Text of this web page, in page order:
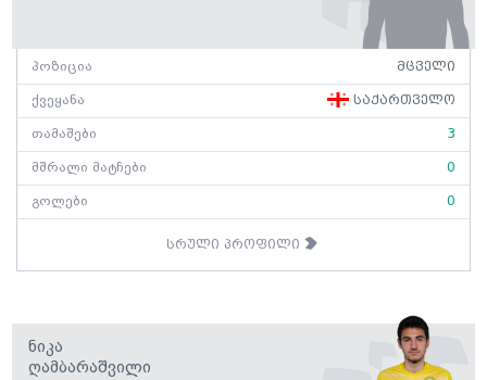
პოზიცია მცველი
ქვეყანა საქართველო
თამაშები 3
მშრალი მატჩები 0
გოლები 0
სრული პროფილი
Ნიკა
Ღამბარაშვილი